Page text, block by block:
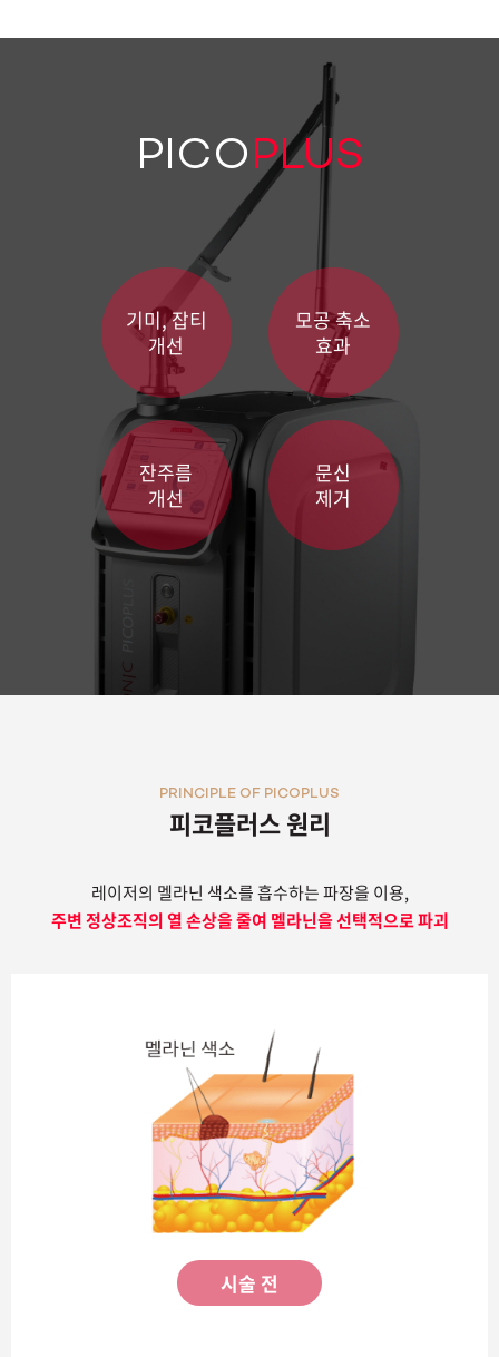
PICOPLUS
기미, 잡티
개선
모공 축소
효과
잔주름
개선
문신
제거
PRINCIPLE OF PICOPLUS
피코플러스 원리
레이저의 멜라닌 색소를 흡수하는 파장을 이용,
주변 정상조직의 열 손상을 줄여 멜라닌을 선택적으로 파괴
시술 전